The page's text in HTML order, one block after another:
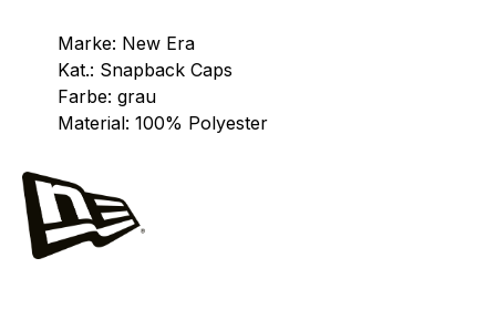
Marke: New Era
Kat.: Snapback Caps
Farbe: grau
Material: 100% Polyester